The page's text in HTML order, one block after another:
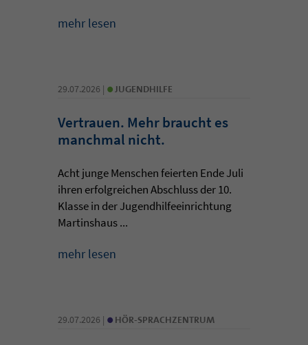
mehr lesen
29.07.2026 | • JUGENDHILFE
Vertrauen. Mehr braucht es
manchmal nicht.
Acht junge Menschen feierten Ende Juli
ihren erfolgreichen Abschluss der 10.
Klasse in der Jugendhilfeeinrichtung
Martinshaus ...
mehr lesen
29.07.2026 | • HÖR-SPRACHZENTRUM